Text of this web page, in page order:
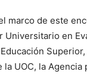
marco de este
Universitario en
UOC, la Agencia